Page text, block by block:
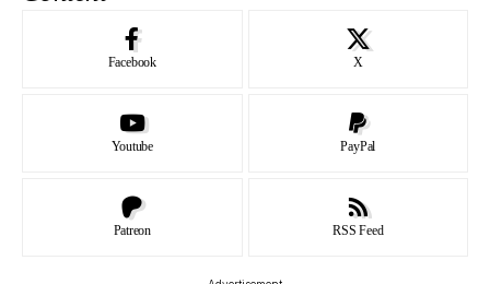
Facebook X
Youtube PayPal
Patreon RSS Feed